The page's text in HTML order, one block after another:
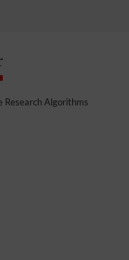
Research Algorithms